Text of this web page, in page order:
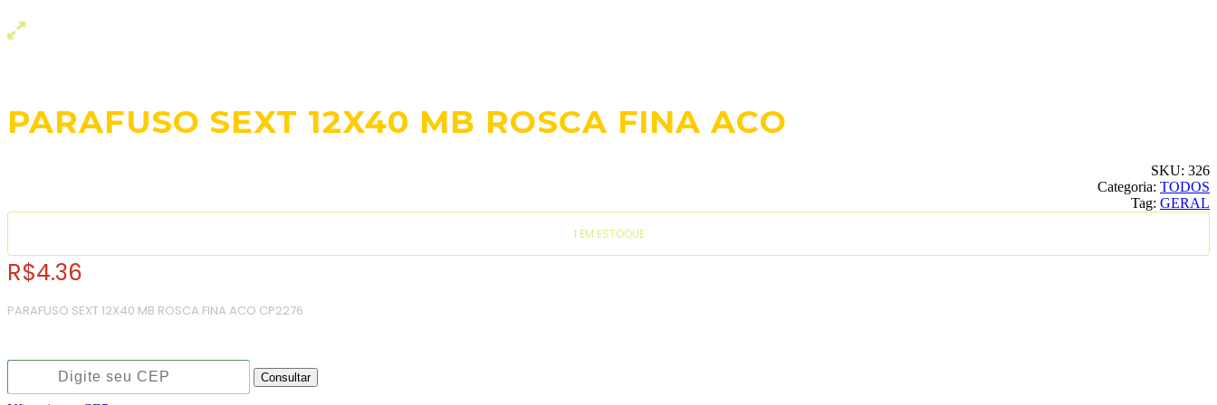
PARAFUSO SEXT 12X40 MB ROSCA FINA ACO
SKU: 326
Categoria: TODOS
Tag: GERAL
1 EM ESTOQUE
R$4.36
PARAFUSO SEXT 12X40 MB ROSCA FINA ACO CP2276
Consultar